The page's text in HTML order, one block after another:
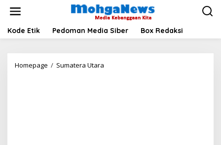
Kode Etik Pedoman Media Siber Box Redaksi
Homepage / Sumatera Utara